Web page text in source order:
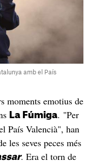
amb el País
moments emotius de
La Fúmiga. "Per
País Valencià", han
les seves peces més
. Era el torn de